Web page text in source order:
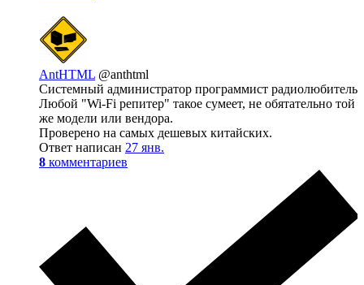
AntHTML @anthtml
Системный администратор программист радиолюбитель
Любой "Wi-Fi репитер" такое сумеет, не обятательно той
же модели или вендора.
Проверено на самых дешевых китайских.
Ответ написан 27 янв.
8 комментариев